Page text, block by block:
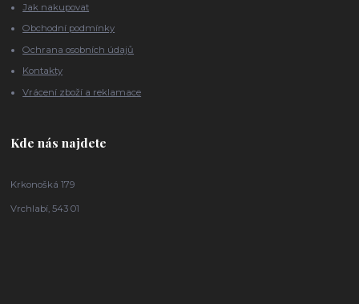
Jak nakupovat
Obchodní podmínky
Ochrana osobních údajů
Kontakty
Vrácení zboží a reklamace
Kde nás najdete
Krkonošká 179
Vrchlabí, 543 01